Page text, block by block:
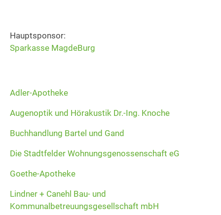
Hauptsponsor:
Sparkasse MagdeBurg
Adler-Apotheke
Augenoptik und Hörakustik Dr.-Ing. Knoche
Buchhandlung Bartel und Gand
Die Stadtfelder Wohnungsgenossenschaft eG
Goethe-Apotheke
Lindner + Canehl Bau- und
Kommunalbetreuungsgesellschaft mbH